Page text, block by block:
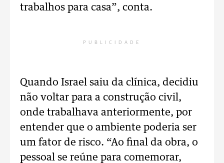
trabalhos para casa”, conta.
PUBLICIDADE
Quando Israel saiu da clínica, decidiu
não voltar para a construção civil,
onde trabalhava anteriormente, por
entender que o ambiente poderia ser
um fator de risco. “Ao final da obra, o
pessoal se reúne para comemorar,